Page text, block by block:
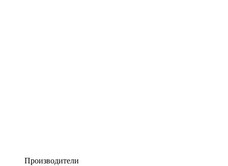
Производители